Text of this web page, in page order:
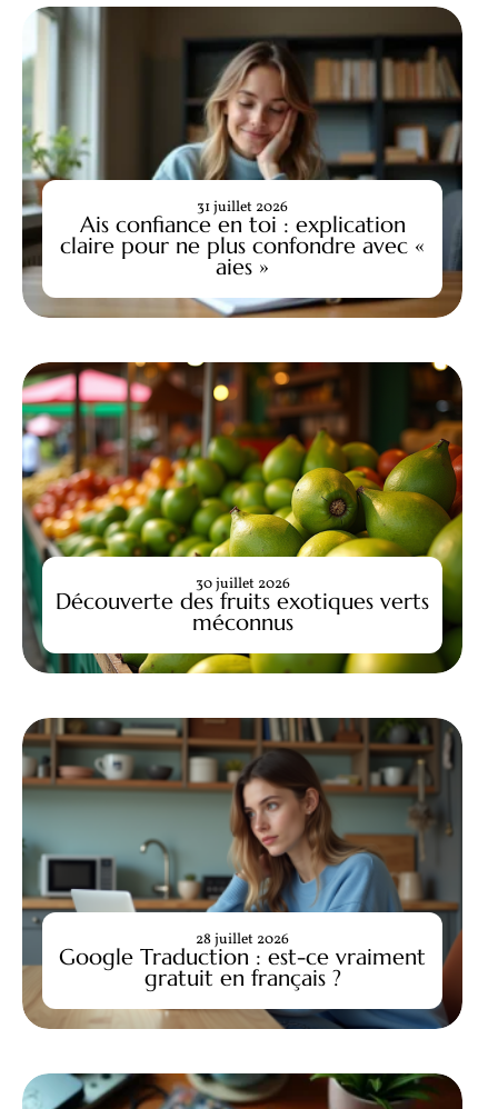
Ais confiance en toi : explication
claire pour ne plus confondre avec «
aies »
31 juillet 2026
Découverte des fruits exotiques verts
méconnus
30 juillet 2026
Google Traduction : est-ce vraiment
gratuit en français ?
28 juillet 2026